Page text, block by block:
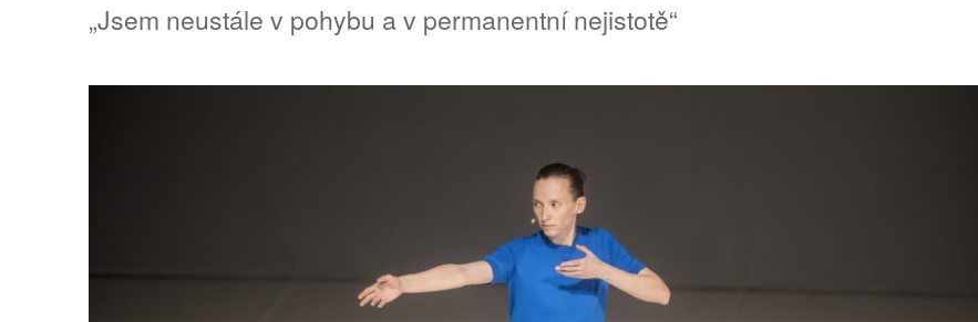
„Jsem neustále v pohybu a v permanentní nejistotě“